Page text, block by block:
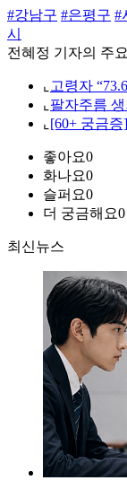
#강남구 #은평구 #
시
전혜정 기자의 주
⌞ 고령자
⌞ 팔자주름
⌞ [60+ 궁금
좋아요0
화나요0
슬퍼요0
더 궁금해요0
최신뉴스